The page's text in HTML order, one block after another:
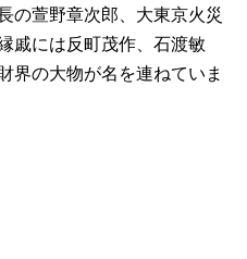
の萱野章次郎、大東京火災
戚には反町茂作、石渡敏
界の大物が名を連ねていま